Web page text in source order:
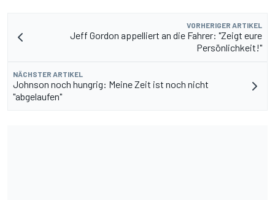
VORHERIGER ARTIKEL
Jeff Gordon appelliert an die Fahrer: "Zeigt eure
Persönlichkeit!"
NÄCHSTER ARTIKEL
Johnson noch hungrig: Meine Zeit ist noch nicht
"abgelaufen"